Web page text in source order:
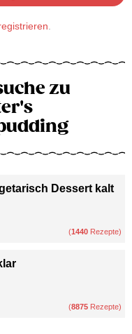
zu
Dessert kalt
(1440 Rezepte)
(8875 Rezepte)